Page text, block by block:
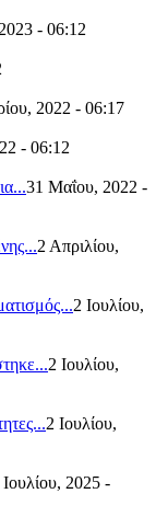
- 06:12
2022 - 06:17
- 06:12
31 Μαΐου, 2022 -
2 Απριλίου,
2 Ιουλίου,
2 Ιουλίου,
2 Ιουλίου,
Ιουλίου, 2025 -